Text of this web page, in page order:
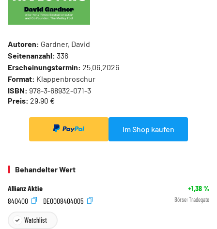
Autoren: Gardner, David
Seitenanzahl: 336
Erscheinungstermin: 25.06.2026
Format: Klappenbroschur
ISBN: 978-3-68932-071-3
Preis: 29,90 €
Im Shop kaufen
Behandelter Wert
Allianz Aktie +1,38%
840400
DE0008404005 Börse: Tradegate
Watchlist